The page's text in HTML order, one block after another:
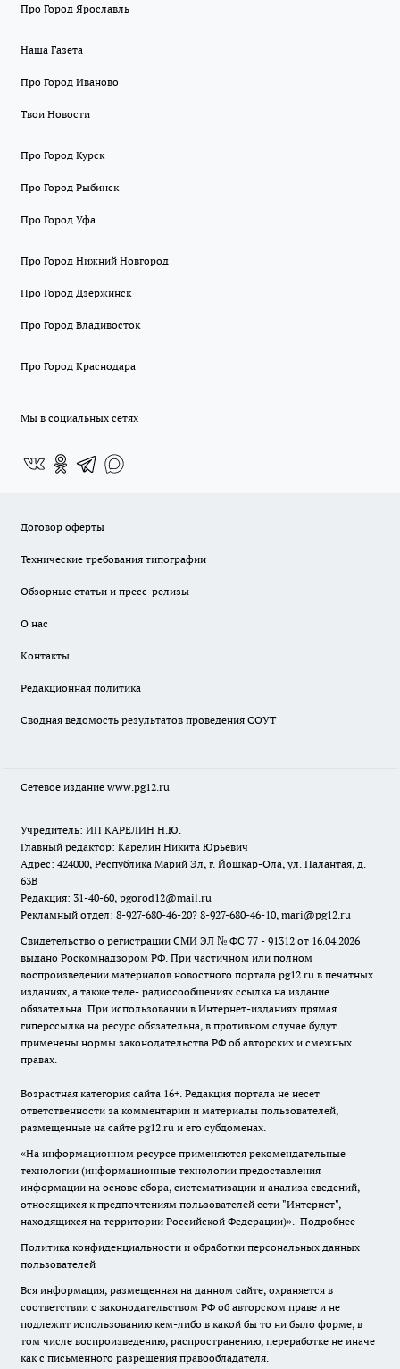
Про Город Ярославль
Наша Газета
Про Город Иваново
Твои Новости
Про Город Курск
Про Город Рыбинск
Про Город Уфа
Про Город Нижний Новгород
Про Город Дзержинск
Про Город Владивосток
Про Город Краснодара
Мы в социальных сетях
Договор оферты
Технические требования типографии
Обзорные статьи и пресс-релизы
О нас
Контакты
Редакционная политика
Сводная ведомость результатов проведения СОУТ
Сетевое издание www.pg12.ru
Учредитель: ИП КАРЕЛИН Н.Ю.
Главный редактор: Карелин Никита Юрьевич
Адрес: 424000, Республика Марий Эл, г. Йошкар-Ола, ул. Палантая, д.
63В
Редакция: 31-40-60, pgorod12@mail.ru
Рекламный отдел: 8-927-680-46-20? 8-927-680-46-10, mari@pg12.ru
Свидетельство о регистрации СМИ ЭЛ № ФС 77 - 91312 от 16.04.2026
выдано Роскомнадзором РФ. При частичном или полном
воспроизведении материалов новостного портала pg12.ru в печатных
изданиях, а также теле- радиосообщениях ссылка на издание
обязательна. При использовании в Интернет-изданиях прямая
гиперссылка на ресурс обязательна, в противном случае будут
применены нормы законодательства РФ об авторских и смежных
правах.
Возрастная категория сайта 16+. Редакция портала не несет
ответственности за комментарии и материалы пользователей,
размещенные на сайте pg12.ru и его субдоменах.
«На информационном ресурсе применяются рекомендательные
технологии (информационные технологии предоставления
информации на основе сбора, систематизации и анализа сведений,
относящихся к предпочтениям пользователей сети "Интернет",
находящихся на территории Российской Федерации)». Подробнее
Политика конфиденциальности и обработки персональных данных
пользователей
Вся информация, размещенная на данном сайте, охраняется в
соответствии с законодательством РФ об авторском праве и не
подлежит использованию кем-либо в какой бы то ни было форме, в
том числе воспроизведению, распространению, переработке не иначе
как с письменного разрешения правообладателя.